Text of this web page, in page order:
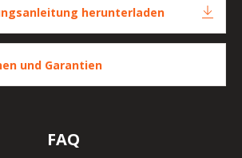
herunterladen
und Garantien
FAQ